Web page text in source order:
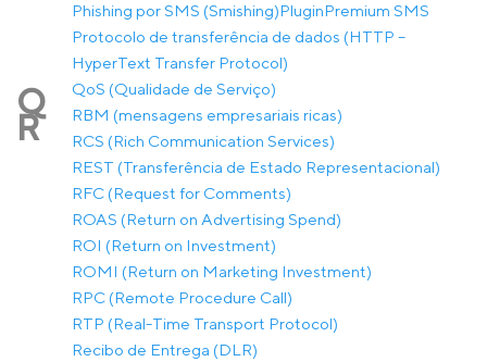
Phishing por SMS (Smishing)PluginPremium SMS
Protocolo de transferência de dados (HTTP –
HyperText Transfer Protocol)
Q QoS (Qualidade de Serviço)
R
RBM (mensagens empresariais ricas)
RCS (Rich Communication Services)
REST (Transferência de Estado Representacional)
RFC (Request for Comments)
ROAS (Return on Advertising Spend)
ROI (Return on Investment)
ROMI (Return on Marketing Investment)
RPC (Remote Procedure Call)
RTP (Real-Time Transport Protocol)
Recibo de Entrega (DLR)